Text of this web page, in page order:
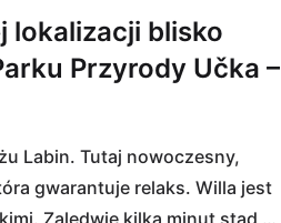
lokalizacji blisko
Przyrody Učka –
Labin. Tutaj nowoczesny,
gwarantuje relaks. Willa jest
Zaledwie kilka minut stąd